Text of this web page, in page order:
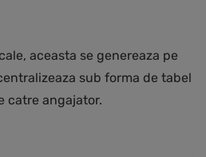
aceasta se genereaza pe
sub forma de tabel
catre angajator.